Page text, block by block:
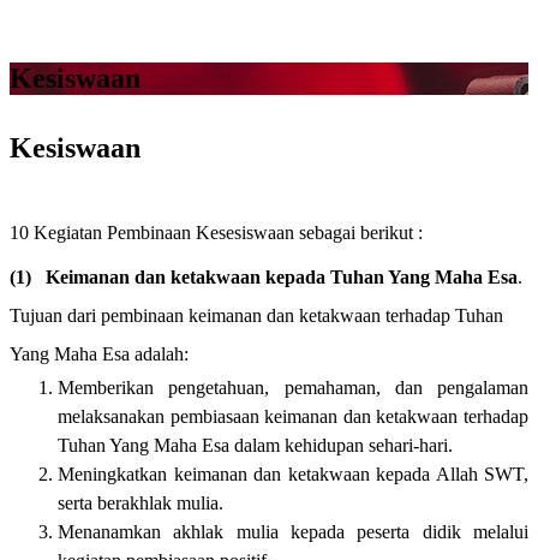
Kesiswaan
Kesiswaan
10 Kegiatan Pembinaan Kesesiswaan sebagai berikut :
(1) Keimanan dan ketakwaan kepada Tuhan Yang Maha Esa.
Tujuan dari pembinaan keimanan dan ketakwaan terhadap Tuhan
Yang Maha Esa adalah:
Memberikan pengetahuan, pemahaman, dan pengalaman
melaksanakan pembiasaan keimanan dan ketakwaan terhadap
Tuhan Yang Maha Esa dalam kehidupan sehari-hari.
Meningkatkan keimanan dan ketakwaan kepada Allah SWT,
serta berakhlak mulia.
Menanamkan akhlak mulia kepada peserta didik melalui